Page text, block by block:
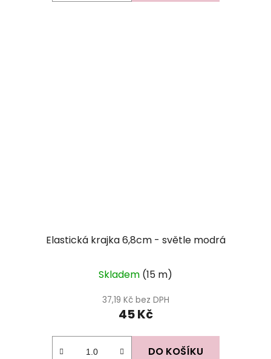
Elastická krajka 6,8cm - světle modrá
Skladem (15 m)
37,19 Kč bez DPH
45 Kč
DO KOŠÍKU